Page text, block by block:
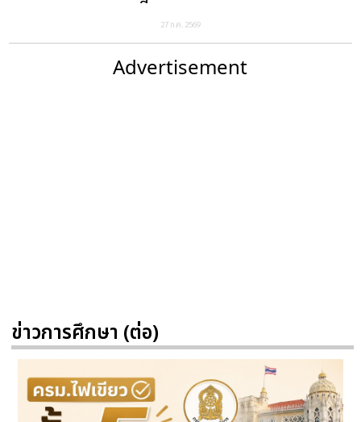
27 ก.ค. 2569
Advertisement
ข่าวการศึกษา (ต่อ)